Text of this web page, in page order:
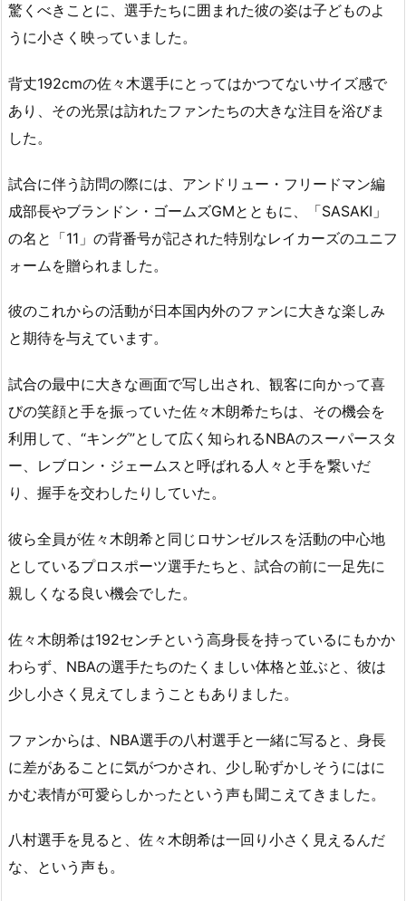
驚くべきことに、選手たちに囲まれた彼の姿は子どものよ
うに小さく映っていました。
背丈192cmの佐々木選手にとってはかつてないサイズ感で
あり、その光景は訪れたファンたちの大きな注目を浴びま
した。
試合に伴う訪問の際には、アンドリュー・フリードマン編
成部長やブランドン・ゴームズGMとともに、「SASAKI」
の名と「11」の背番号が記された特別なレイカーズのユニフ
ォームを贈られました。
彼のこれからの活動が日本国内外のファンに大きな楽しみ
と期待を与えています。
試合の最中に大きな画面で写し出され、観客に向かって喜
びの笑顔と手を振っていた佐々木朗希たちは、その機会を
利用して、“キング”として広く知られるNBAのスーパースタ
ー、レブロン・ジェームスと呼ばれる人々と手を繋いだ
り、握手を交わしたりしていた。
彼ら全員が佐々木朗希と同じロサンゼルスを活動の中心地
としているプロスポーツ選手たちと、試合の前に一足先に
親しくなる良い機会でした。
佐々木朗希は192センチという高身長を持っているにもかか
わらず、NBAの選手たちのたくましい体格と並ぶと、彼は
少し小さく見えてしまうこともありました。
ファンからは、NBA選手の八村選手と一緒に写ると、身長
に差があることに気がつかされ、少し恥ずかしそうにはに
かむ表情が可愛らしかったという声も聞こえてきました。
八村選手を見ると、佐々木朗希は一回り小さく見えるんだ
な、という声も。